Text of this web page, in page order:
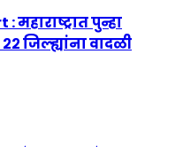
पुन्हा
२२ जिल्ह्यांना वादळी